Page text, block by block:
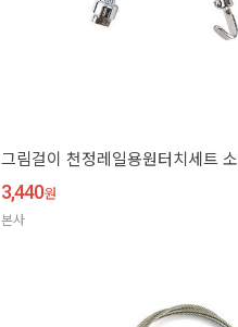
그림걸이 천정레일용원터치세트 소
3,440원
본사